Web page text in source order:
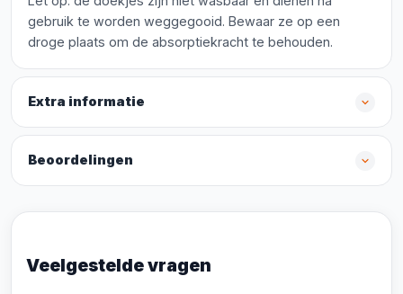
gebruik te worden weggegooid. Bewaar ze op een
droge plaats om de absorptiekracht te behouden.
Extra informatie
Beoordelingen
Veelgestelde vragen